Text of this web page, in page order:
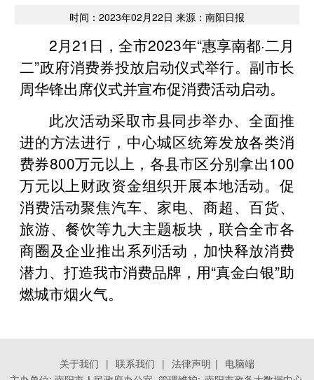
时间：2023年02月22日 来源：南阳日报
2月21日，全市2023年“惠享南都·二月
二”政府消费券投放启动仪式举行。副市长
周华锋出席仪式并宣布促消费活动启动。
此次活动采取市县同步举办、全面推
进的方法进行，中心城区统筹发放各类消
费券800万元以上，各县市区分别拿出100
万元以上财政资金组织开展本地活动。促
消费活动聚焦汽车、家电、商超、百货、
旅游、餐饮等九大主题板块，联合全市各
商圈及企业推出系列活动，加快释放消费
潜力、打造我市消费品牌，用“真金白银”助
燃城市烟火气。
关于我们 | 联系我们 | 法律声明 | 电脑端